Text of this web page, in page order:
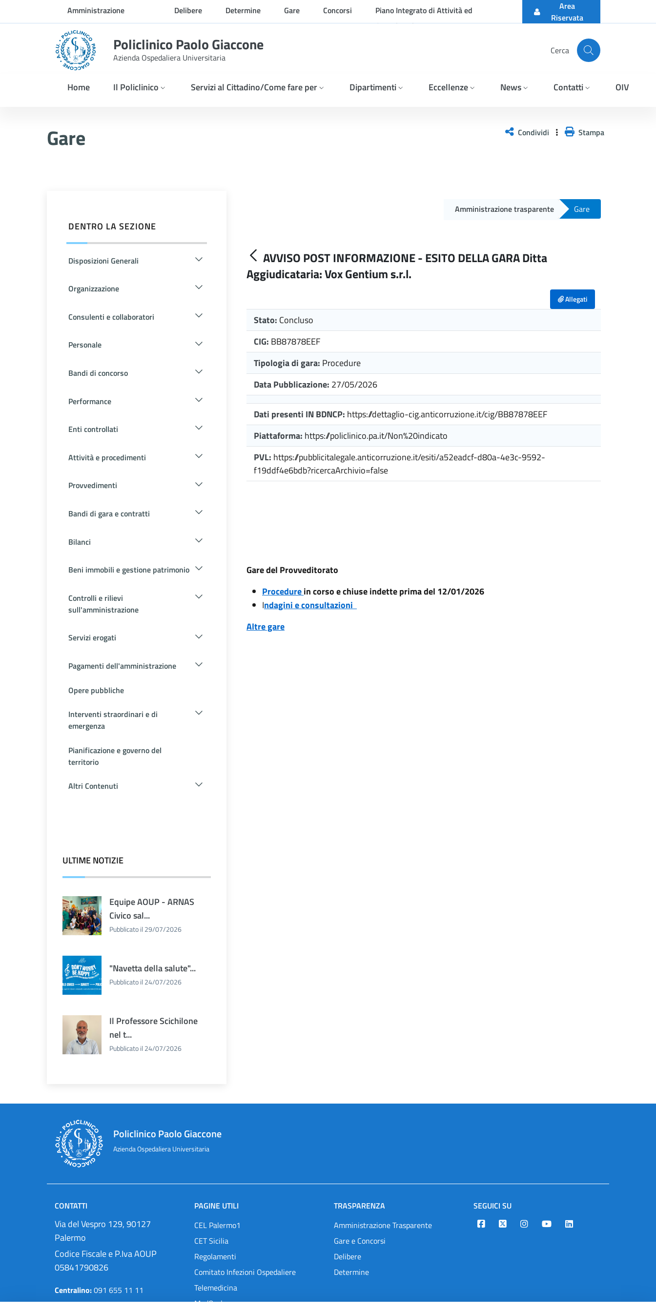
Skip to Main ContentAmministrazione
trasparente
Delibere Determine Gare Concorsi
Piano Integrato di Attività ed
Organizzazione
Area
Riservata
Policlinico Paolo Giaccone
Azienda Ospedaliera Universitaria
Cerca
Home Il Policlinico Servizi al Cittadino/Come fare per Dipartimenti Eccellenze News Contatti OIV
Gare Condividi Stampa
DENTRO LA SEZIONE
Disposizioni Generali
Organizzazione
Consulenti e collaboratori
Personale
Bandi di concorso
Performance
Enti controllati
Attività e procedimenti
Provvedimenti
Bandi di gara e contratti
Bilanci
Beni immobili e gestione patrimonio
Controlli e rilievi
sull'amministrazione
Servizi erogati
Pagamenti dell'amministrazione
Opere pubbliche
Interventi straordinari e di
emergenza
Pianificazione e governo del
territorio
Altri Contenuti
ULTIME NOTIZIE
Equipe AOUP - ARNAS
Civico sal...
Pubblicato il 29/07/2026
"Navetta della salute"...
Pubblicato il 24/07/2026
Il Professore Scichilone
nel t...
Pubblicato il 24/07/2026
Amministrazione trasparente Gare
AVVISO POST INFORMAZIONE - ESITO DELLA GARA Ditta
Aggiudicataria: Vox Gentium s.r.l.
Allegati
Stato: Concluso
CIG: BB87878EEF
Tipologia di gara: Procedure
Data Pubblicazione: 27/05/2026
Dati presenti IN BDNCP: https://dettaglio-cig.anticorruzione.it/cig/BB87878EEF
Piattaforma: https://policlinico.pa.it/Non%20indicato
PVL: https://pubblicitalegale.anticorruzione.it/esiti/a52eadcf-d80a-4e3c-9592-
f19ddf4e6bdb?ricercaArchivio=false
Gare del Provveditorato
Procedurein corso e chiuse indette prima del 12/01/2026
Indagini e consultazioni
Altre gare
Policlinico Paolo Giaccone
Azienda Ospedaliera Universitaria
CONTATTI
Via del Vespro 129, 90127
Palermo
Codice Fiscale e P.Iva AOUP
05841790826
Centralino:091 655 11 11
Pec:protocollo@cert.policlinico.pa.it
PAGINE UTILI
CEL Palermo1
CET Sicilia
Regolamenti
Comitato Infezioni Ospedaliere
Telemedicina
MedOral
TRASPARENZA
Amministrazione Trasparente
Gare e Concorsi
Delibere
Determine
SEGUICI SU
Designers Italia
TwitterInstagramYoutubeLinkedin